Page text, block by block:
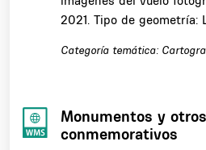
2021. Tipo de geometría:
Categoría temática:
Monumentos y
conmemorativos